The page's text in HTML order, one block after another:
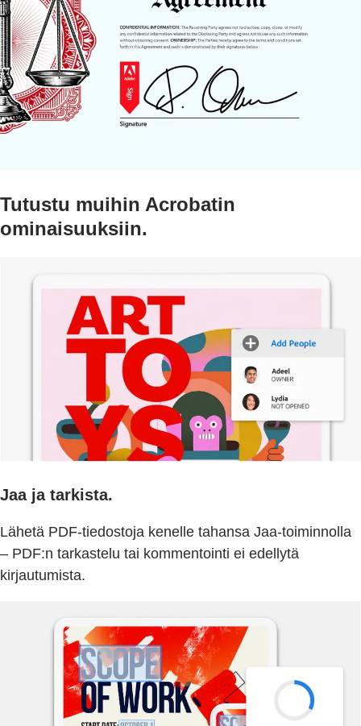
Tutustu muihin Acrobatin
ominaisuuksiin.
Jaa ja tarkista.
Lähetä PDF-tiedostoja kenelle tahansa Jaa-toiminnolla
– PDF:n tarkastelu tai kommentointi ei edellytä
kirjautumista.